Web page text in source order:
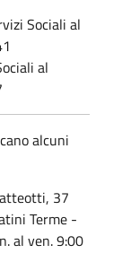
Sociali al
al
alcuni
37
Terme -
al ven. 9:00